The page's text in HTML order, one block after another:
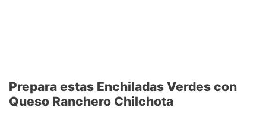
Prepara estas Enchiladas Verdes con
Queso Ranchero Chilchota